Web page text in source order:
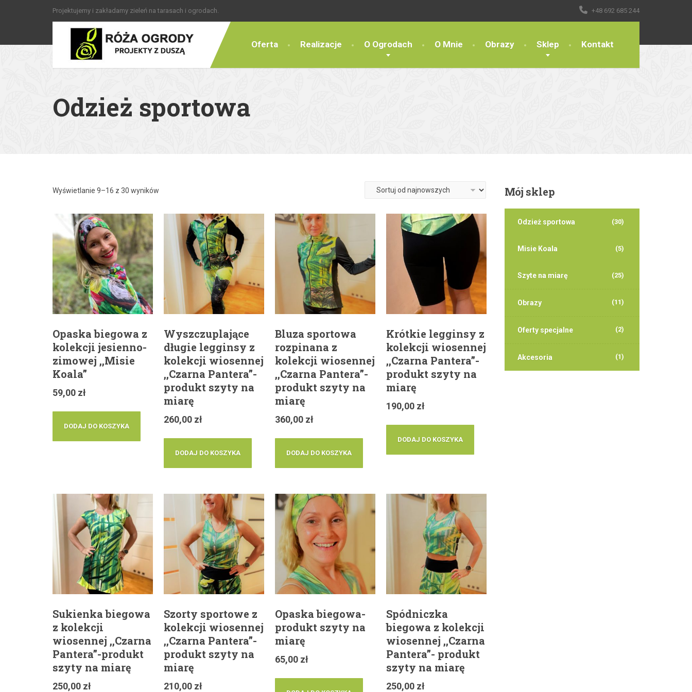
Projektujemy i zakładamy zieleń na tarasach i ogrodach. +48 692 685 244
Oferta Realizacje O Ogrodach O Mnie Obrazy Sklep Kontakt
Odzież sportowa
Wyświetlanie 9–16 z 30 wyników
Opaska biegowa z
kolekcji jesienno-
zimowej ,,Misie
Koala”
59,00 zł
DODAJ DO KOSZYKA
Wyszczuplające
długie legginsy z
kolekcji wiosennej
,,Czarna Pantera”-
produkt szyty na
miarę
260,00 zł
DODAJ DO KOSZYKA
Bluza sportowa
rozpinana z
kolekcji wiosennej
,,Czarna Pantera”-
produkt szyty na
miarę
360,00 zł
DODAJ DO KOSZYKA
Krótkie legginsy z
kolekcji wiosennej
,,Czarna Pantera”-
produkt szyty na
miarę
190,00 zł
DODAJ DO KOSZYKA
Sukienka biegowa
z kolekcji
wiosennej ,,Czarna
Pantera”-produkt
szyty na miarę
250,00 zł
Szorty sportowe z
kolekcji wiosennej
,,Czarna Pantera”-
produkt szyty na
miarę
210,00 zł
Opaska biegowa-
produkt szyty na
miarę
65,00 zł
Spódniczka
biegowa z kolekcji
wiosennej ,,Czarna
Pantera”- produkt
szyty na miarę
250,00 zł
Mój sklep
Odzież sportowa (30)
Misie Koala (5)
Szyte na miarę (25)
Obrazy (11)
Oferty specjalne (2)
Akcesoria (1)